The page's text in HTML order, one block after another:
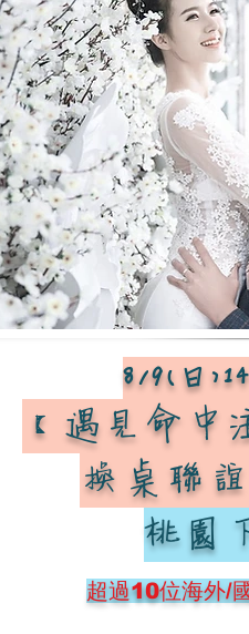
【遇見命中
換桌聯
桃園
超過10位海外/
8/9(日